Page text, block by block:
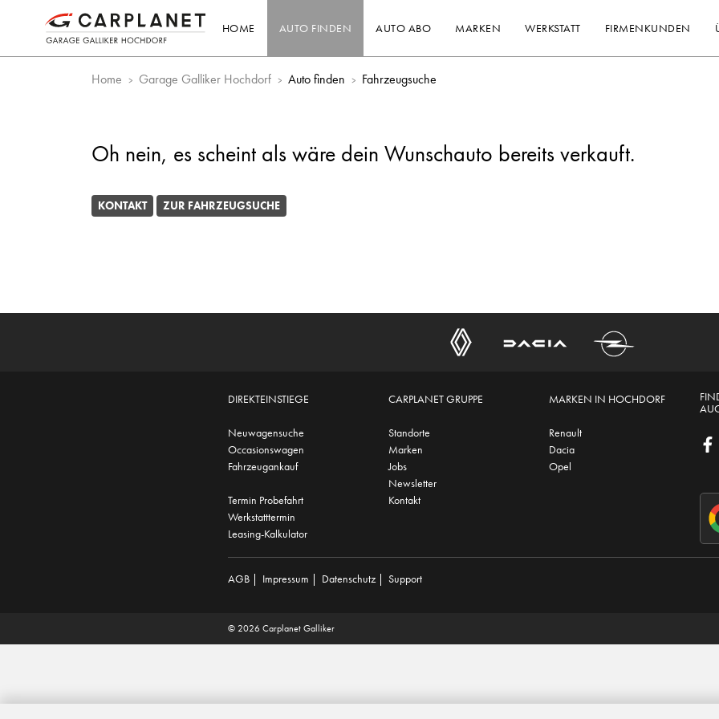
HOME AUTO FINDEN AUTO ABO MARKEN WERKSTATT FIRMENKUNDEN
Home Garage Galliker Hochdorf Auto finden Fahrzeugsuche
Oh nein, es scheint als wäre dein Wunschauto bereits verkauft.
KONTAKT ZUR FAHRZEUGSUCHE
DIREKTEINSTIEGE
Neuwagensuche
Occasionswagen
Fahrzeugankauf
Termin Probefahrt
Werkstatttermin
Leasing-Kalkulator
CARPLANET GRUPPE
Standorte
Marken
Jobs
Newsletter
Kontakt
MARKEN IN HOCHDORF
Renault
Dacia
Opel
AGB | Impressum | Datenschutz| Support
© 2026 Carplanet Galliker